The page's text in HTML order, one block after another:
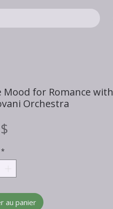
Mood for Romance with
Orchestra
*
au panier